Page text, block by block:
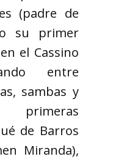
(padre de
su primer
el Cassino
entre
sambas y
primeras
de Barros
Miranda),